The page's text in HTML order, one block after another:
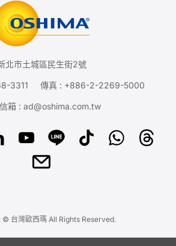
北市土城區民生街2號
3311 傳真 : +886-2-2269-5000
箱 : ad@oshima.com.tw
台灣歐西瑪 All Rights Reserved.